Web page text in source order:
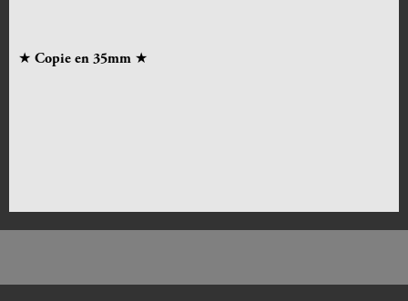
★ Copie en 35mm ★